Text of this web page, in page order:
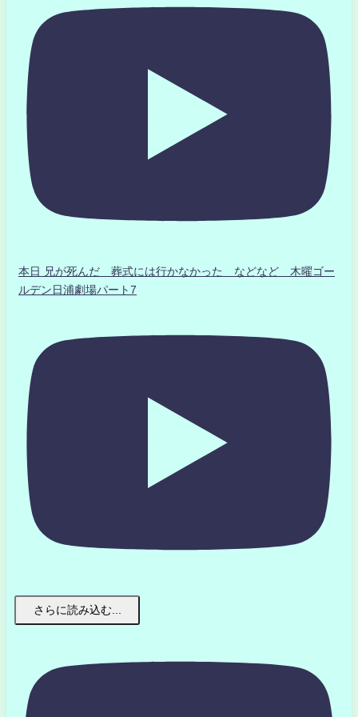
本日 兄が死んだ 葬式には行かなかった などなど 木曜ゴー
ルデン日浦劇場パート7
さらに読み込む...